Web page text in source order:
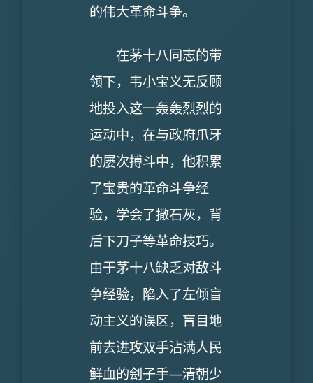
的伟大革命斗争。
在茅十八同志的带
领下，韦小宝义无反顾
地投入这一轰轰烈烈的
运动中，在与政府爪牙
的屡次搏斗中，他积累
了宝贵的革命斗争经
验，学会了撒石灰，背
后下刀子等革命技巧。
由于茅十八缺乏对敌斗
争经验，陷入了左倾盲
动主义的误区，盲目地
前去进攻双手沾满人民
鲜血的刽子手―清朝少